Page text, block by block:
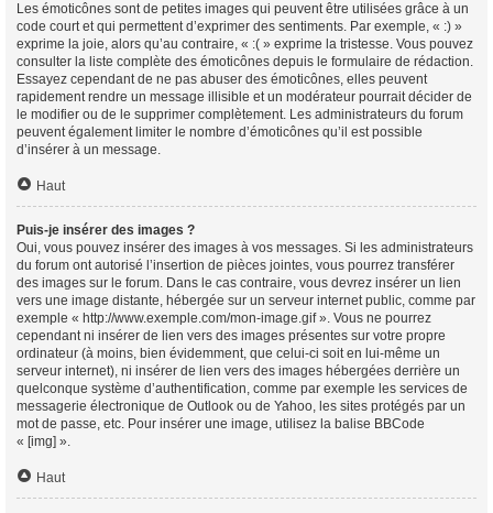
Les émoticônes sont de petites images qui peuvent être utilisées grâce à un
code court et qui permettent d’exprimer des sentiments. Par exemple, « :) »
exprime la joie, alors qu’au contraire, « :( » exprime la tristesse. Vous pouvez
consulter la liste complète des émoticônes depuis le formulaire de rédaction.
Essayez cependant de ne pas abuser des émoticônes, elles peuvent
rapidement rendre un message illisible et un modérateur pourrait décider de
le modifier ou de le supprimer complètement. Les administrateurs du forum
peuvent également limiter le nombre d’émoticônes qu’il est possible
d’insérer à un message.
Haut
Puis-je insérer des images ?
Oui, vous pouvez insérer des images à vos messages. Si les administrateurs
du forum ont autorisé l’insertion de pièces jointes, vous pourrez transférer
des images sur le forum. Dans le cas contraire, vous devrez insérer un lien
vers une image distante, hébergée sur un serveur internet public, comme par
exemple « http://www.exemple.com/mon-image.gif ». Vous ne pourrez
cependant ni insérer de lien vers des images présentes sur votre propre
ordinateur (à moins, bien évidemment, que celui-ci soit en lui-même un
serveur internet), ni insérer de lien vers des images hébergées derrière un
quelconque système d’authentification, comme par exemple les services de
messagerie électronique de Outlook ou de Yahoo, les sites protégés par un
mot de passe, etc. Pour insérer une image, utilisez la balise BBCode
« [img] ».
Haut